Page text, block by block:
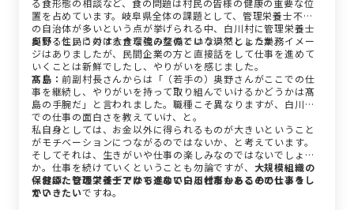
る食形態の相談など、食の問題は村民の皆様の健康の重要な位
置を占めています。岐阜県全体の課題として、管理栄養士不在
の自治体が多いという点が挙げられる中、白川村に管理栄養士
がいるというのは大きな強みなのではないでしょうか。
奥野：住民に対する食環境の整備という漠然とした業務イメー
ジはありましたが、民間企業の方と直接話をして仕事を進めて
いくことは新鮮でしたし、やりがいを感じました。
髙島： 前副村長さんからは「（若手の）奥野さんがここでの仕
事を継続し、やりがいを持って取り組んでいけるかどうかは髙
島の手腕だ」と言われました。職種こそ異なりますが、白川村
での仕事の面白さを教えていけ、と。
私自身としては、お金以外に得られるものが大きいということ
がモチベーションにつながるのではないか、と考えています。
そしてそれは、生きがいや仕事の楽しみなのではないでしょう
か。仕事を続けていくということも勿論ですが、 大規模組織の
保健師、管理栄養士ではできない白川村だからこその仕事をし
ていきたいですね。
—おふたりのアイデアから進めている仕事もあるのでしょう
か？